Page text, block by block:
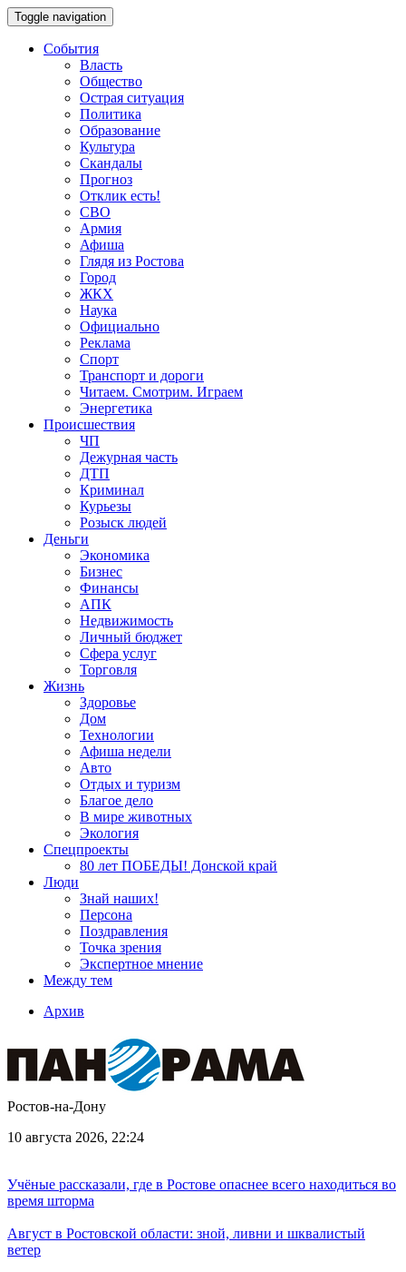
Toggle navigation
События
Власть
Общество
Острая ситуация
Политика
Образование
Культура
Скандалы
Прогноз
Отклик есть!
СВО
Армия
Афиша
Глядя из Ростова
Город
ЖКХ
Наука
Официально
Реклама
Спорт
Транспорт и дороги
Читаем. Смотрим. Играем
Энергетика
Происшествия
ЧП
Дежурная часть
ДТП
Криминал
Курьезы
Розыск людей
Деньги
Экономика
Бизнес
Финансы
АПК
Недвижимость
Личный бюджет
Сфера услуг
Торговля
Жизнь
Здоровье
Дом
Технологии
Афиша недели
Авто
Отдых и туризм
Благое дело
В мире животных
Экология
Спецпроекты
80 лет ПОБЕДЫ! Донской край
Люди
Знай наших!
Персона
Поздравления
Точка зрения
Экспертное мнение
Между тем
Архив
Ростов-на-Дону
10 августа 2026, 22:24
Учёные рассказали, где в Ростове опаснее всего находиться во
время шторма
Август в Ростовской области: зной, ливни и шквалистый
ветер